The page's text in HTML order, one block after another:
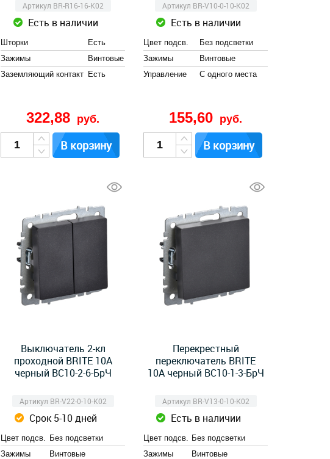
Артикул BR-R16-16-K02
Есть в наличии
Шторки
Есть
Зажимы
Винтовые
Заземляющий контакт Есть
322,88 руб.
В корзину
Артикул BR-V10-0-10-K02
Есть в наличии
Цвет подсв.
Без подсветки
Зажимы
Винтовые
Управление
С одного места
155,60 руб.
В корзину
Выключатель 2-кл
проходной BRITE 10А
черный ВС10-2-6-БрЧ
Артикул BR-V22-0-10-K02
Срок 5-10 дней
Цвет подсв. Без подсветки
Зажимы
Винтовые
Перекрестный
переключатель BRITE
10А черный ВС10-1-3-БрЧ
Артикул BR-V13-0-10-K02
Есть в наличии
Цвет подсв. Без подсветки
Зажимы
Винтовые